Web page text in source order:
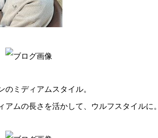
のミディアムスタイル。
ムの長さを活かして、ウルフスタイルに。